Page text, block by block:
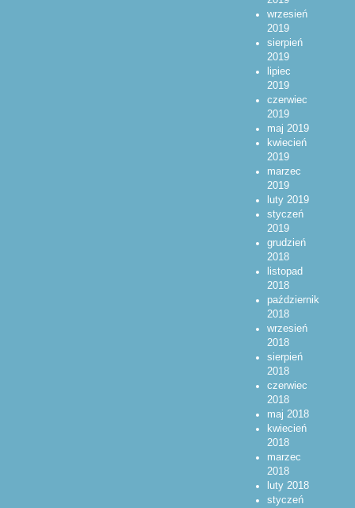
wrzesień
2019
sierpień
2019
lipiec
2019
czerwiec
2019
maj 2019
kwiecień
2019
marzec
2019
luty 2019
styczeń
2019
grudzień
2018
listopad
2018
październik
2018
wrzesień
2018
sierpień
2018
czerwiec
2018
maj 2018
kwiecień
2018
marzec
2018
luty 2018
styczeń